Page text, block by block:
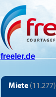
freeler.de
Miete (11.277)